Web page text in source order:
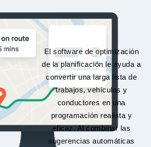
El software de optimización
de la planificación le ayuda a
convertir una larga lista de
trabajos, vehículos y
conductores en una
programación realista y
eficaz. Al combinar las
sugerencias automáticas